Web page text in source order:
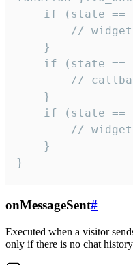
if (state ==
//
    }
if (state ==
//
    }
if (state ==
//
    }
}
onMessageSent#
Executed when a visitor
only if there is no chat